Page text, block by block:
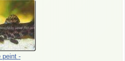
peint -